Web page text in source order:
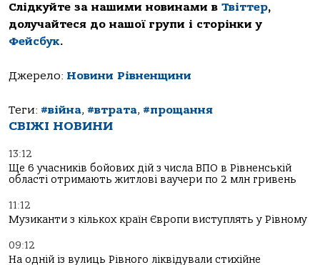
Слідкуйте за нашими новинами в Твіттер,
долучайтеся до нашої групи і сторінки у
Фейсбук.
Джерело: Новини Рівненщини
Теги: #війна, #втрата, #прощання
СВІЖІ НОВИНИ
13:12
Ще 6 учасників бойових дій з числа ВПО в Рівненській
області отримають житлові ваучери по 2 млн гривень
11:12
Музиканти з кількох країн Європи виступлять у Рівному
09:12
На одній із вулиць Рівного ліквідували стихійне